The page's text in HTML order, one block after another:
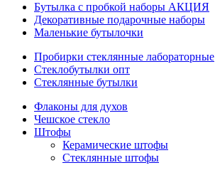
Бутылка с пробкой наборы АКЦИЯ
Декоративные подарочные наборы
Маленькие бутылочки
Пробирки стеклянные лабораторные
Стеклобутылки опт
Стеклянные бутылки
Флаконы для духов
Чешское стекло
Штофы
Керамические штофы
Стеклянные штофы